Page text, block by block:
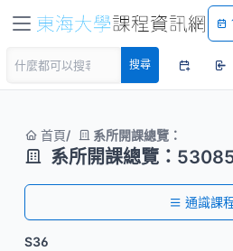
搜尋
首頁 系所開課總覽：
系所開課總覽：
通識課
S36